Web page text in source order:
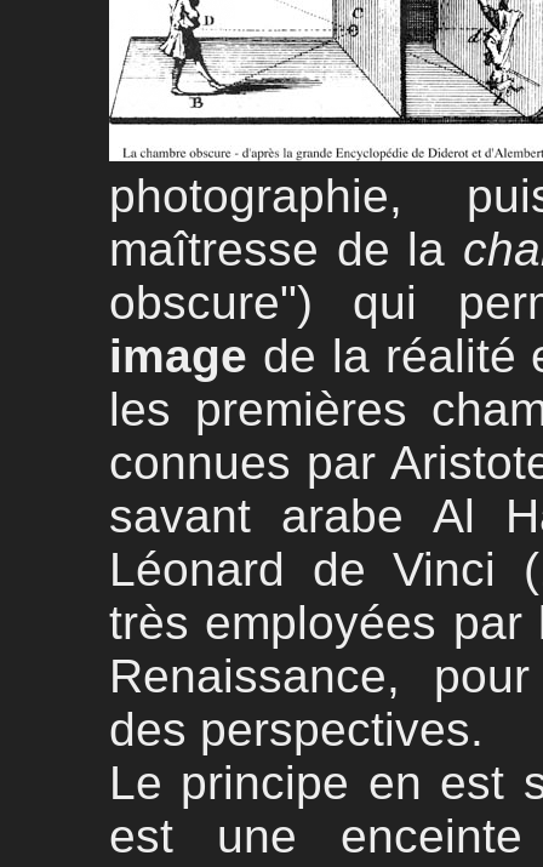
photographie,
maîtresse de la
obscure") qui
image de la réalité
les premières
connues par
savant arabe Al
Léonard de Vinci
très employées
Renaissance,
des perspectives.
Le principe en est
est une